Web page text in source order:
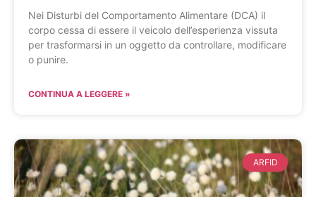
Nei Disturbi del Comportamento Alimentare (DCA) il
corpo cessa di essere il veicolo dell’esperienza vissuta
per trasformarsi in un oggetto da controllare, modificare
o punire.
CONTINUA A LEGGERE »
ARFID